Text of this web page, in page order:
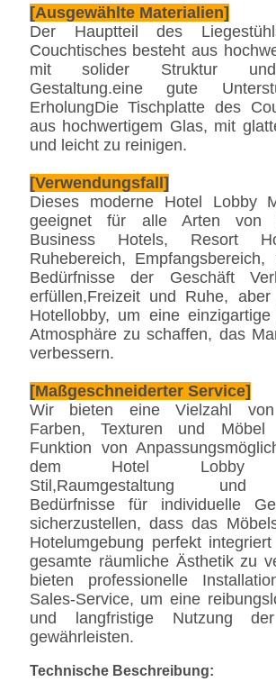
[Ausgewählte Materialien]
Der Hauptteil des
Couchtisches besteht aus
mit solider Struktur und
Gestaltung.eine gute
ErholungDie Tischplatte des
aus hochwertigem Glas, mit
und leicht zu reinigen.
[Verwendungsfall]
Dieses moderne Hotel Lobby
geeignet für alle Arten von
Business Hotels, Resort
Ruhebereich,
Bedürfnisse der Geschäft
erfüllen,Freizeit und Ruhe,
Hotellobby, um eine einzigartige
Atmosphäre zu schaffen, das
verbessern.
[Maßgeschneiderter Service]
Wir bieten eine Vielzahl von
Farben, Texturen und
Funktion von
dem Hotel Lobby
Stil,Raumgestaltung und
Bedürfnisse für individuelle
sicherzustellen, dass das
Hotelumgebung perfekt
gesamte räumliche Ästhetik zu
bieten professionelle
Sales-Service, um eine
und langfristige Nutzung
gewährleisten.
Technische Beschreibung: